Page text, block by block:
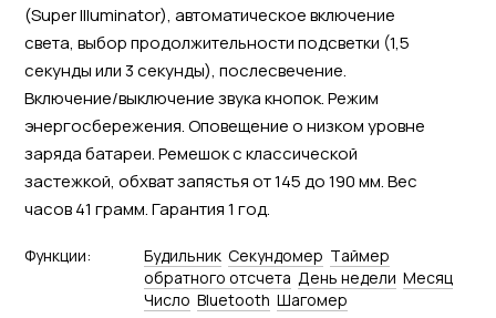
(Super Illuminator), автоматическое включение
света, выбор продолжительности подсветки (1,5
секунды или 3 секунды), послесвечение.
Включение/выключение звука кнопок. Режим
энергосбережения. Оповещение о низком уровне
заряда батареи. Ремешок с классической
застежкой, обхват запястья от 145 до 190 мм. Вес
часов 41 грамм. Гарантия 1 год.
Функции: Будильник Секундомер Tаймер
обратного отсчета День недели Месяц
Число Bluetooth Шагомер